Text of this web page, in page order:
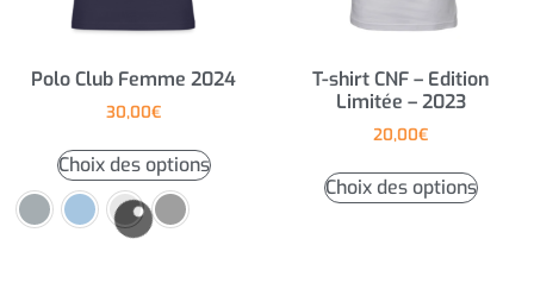
Polo Club Femme 2024
30,00€
Choix des options
T-shirt CNF – Edition
Limitée – 2023
20,00€
Choix des options